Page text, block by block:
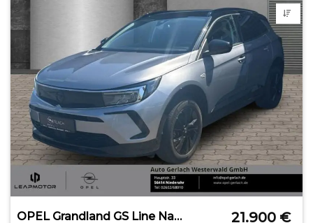
OPEL Grandland GS Line Navi Leder 360 Kamera LED Appl 21.900 €